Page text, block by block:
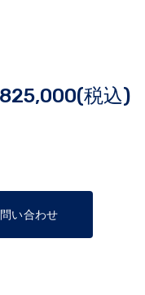
825,000(税込)
い合わせ